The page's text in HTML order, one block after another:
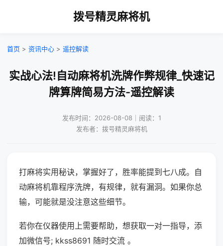
拨号精灵麻将机
首页 > 资讯中心 > 遥控解读
实战心法!自动麻将机洗牌作弊规律_快速记
牌算牌简易方法-遥控解读
发布时间：2026-08-08｜阅读：1
发布者：拨号精灵麻将机
打麻将实用秘诀，掌握好了，胜率能提到七八成。自
动麻将机靠程序洗牌，有规律，就有漏洞。如果你总
输，可能就是没注意这些细节。
若你在仪器使用上需要帮助，想获取一对一指导，添
加微信号; kkss8691 随时交流 。